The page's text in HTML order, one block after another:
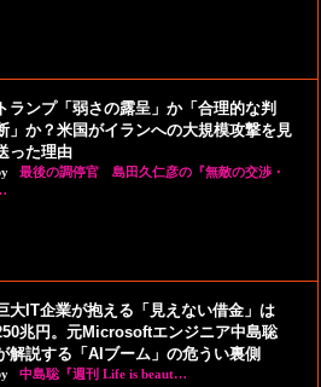
トランプ「弱さの露呈」か「合理的な判
」か？米国がイランへの大規模攻撃を見
った理由
最後の調停官 島田久仁彦の『無敵の交渉・
大IT企業が抱える「見えない借金」は
兆円。元Microsoftエンジニア中島聡
解説する「AIブーム」の危うい裏側
中島聡『週刊 Life is beaut…